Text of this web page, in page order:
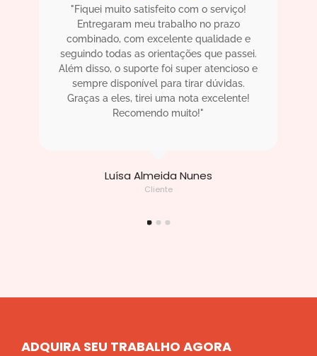
Luísa Almeida Nunes
Cliente
"Fiquei muito satisfeito com o serviço!
Entregaram meu trabalho no prazo
combinado, com excelente qualidade e
seguindo todas as orientações que passei.
Além disso, o suporte foi super atencioso e
sempre disponível para tirar dúvidas.
Graças a eles, tirei uma nota excelente!
Recomendo muito!"
ADQUIRA SEU TRABALHO AGORA